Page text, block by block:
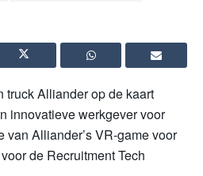
truck Alliander op de kaart
innovatieve werkgever voor
van Alliander’s VR-game voor
de Recruitment Tech